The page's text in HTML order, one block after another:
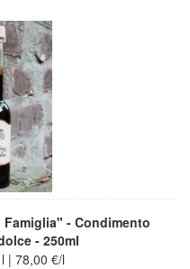
- Condimento
- 250ml
| 78,00 €/l